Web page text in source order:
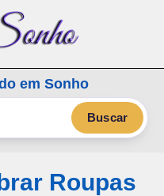
em Sonho
Buscar
Roupas